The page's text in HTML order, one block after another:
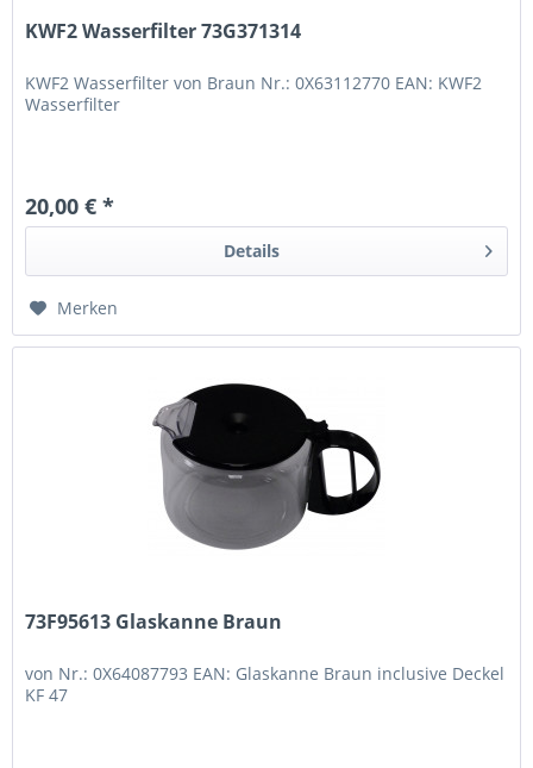
KWF2 Wasserfilter 73G371314
KWF2 Wasserfilter von Braun Nr.: 0X63112770 EAN: KWF2
Wasserfilter
20,00 € *
Details
Merken
73F95613 Glaskanne Braun
von Nr.: 0X64087793 EAN: Glaskanne Braun inclusive Deckel
KF 47